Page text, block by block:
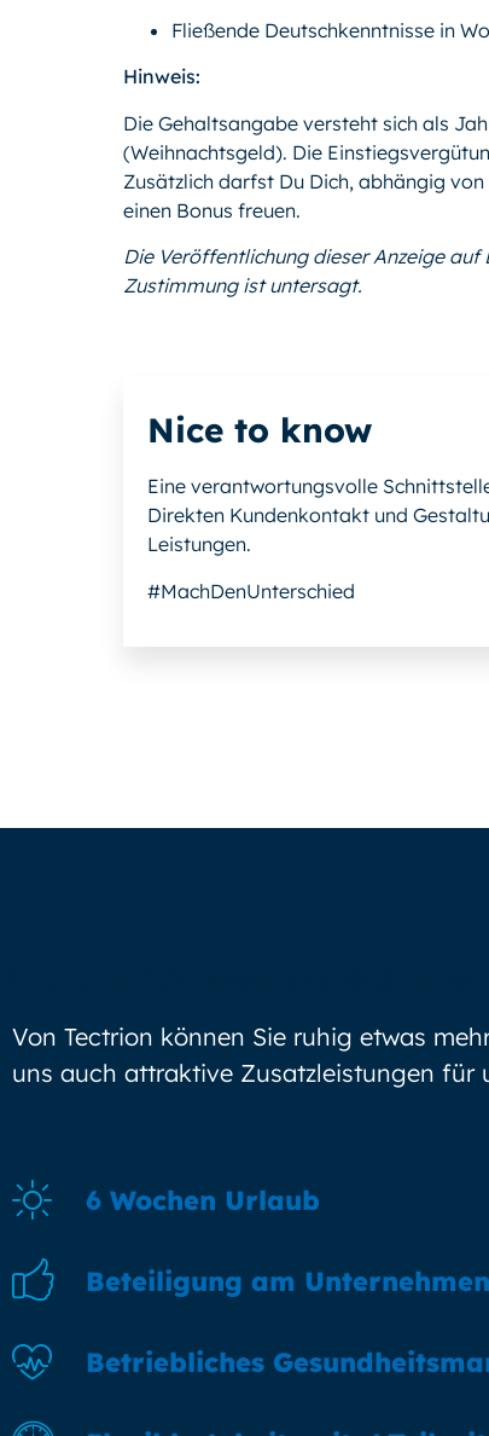
Fließende Deutschkenntnisse in
Hinweis:
Die Gehaltsangabe versteht sich als
(Weihnachtsgeld). Die
Zusätzlich darfst Du Dich, abhängig
einen Bonus freuen.
Die Veröffentlichung dieser Anzeige
Zustimmung ist untersagt.
Nice to know
Eine verantwortungsvolle
Direkten Kundenkontakt und
Leistungen.
#MachDenUnterschied
Von Tectrion können Sie ruhig etwas
uns auch attraktive Zusatzleistungen für
6 Wochen Urlaub
Beteiligung am
Betriebliches